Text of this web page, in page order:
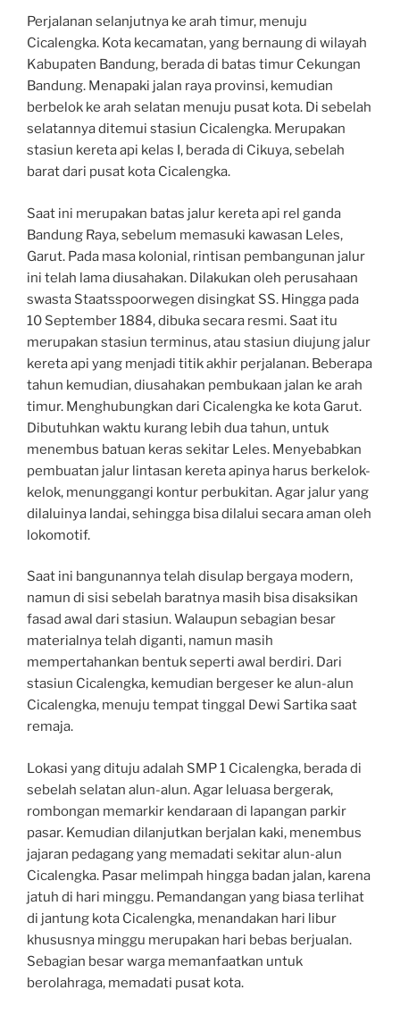
Perjalanan selanjutnya ke arah timur, menuju
Cicalengka. Kota kecamatan, yang bernaung di wilayah
Kabupaten Bandung, berada di batas timur Cekungan
Bandung. Menapaki jalan raya provinsi, kemudian
berbelok ke arah selatan menuju pusat kota. Di sebelah
selatannya ditemui stasiun Cicalengka. Merupakan
stasiun kereta api kelas I, berada di Cikuya, sebelah
barat dari pusat kota Cicalengka.
Saat ini merupakan batas jalur kereta api rel ganda
Bandung Raya, sebelum memasuki kawasan Leles,
Garut. Pada masa kolonial, rintisan pembangunan jalur
ini telah lama diusahakan. Dilakukan oleh perusahaan
swasta Staatsspoorwegen disingkat SS. Hingga pada
10 September 1884, dibuka secara resmi. Saat itu
merupakan stasiun terminus, atau stasiun diujung jalur
kereta api yang menjadi titik akhir perjalanan. Beberapa
tahun kemudian, diusahakan pembukaan jalan ke arah
timur. Menghubungkan dari Cicalengka ke kota Garut.
Dibutuhkan waktu kurang lebih dua tahun, untuk
menembus batuan keras sekitar Leles. Menyebabkan
pembuatan jalur lintasan kereta apinya harus berkelok-
kelok, menunggangi kontur perbukitan. Agar jalur yang
dilaluinya landai, sehingga bisa dilalui secara aman oleh
lokomotif.
Saat ini bangunannya telah disulap bergaya modern,
namun di sisi sebelah baratnya masih bisa disaksikan
fasad awal dari stasiun. Walaupun sebagian besar
materialnya telah diganti, namun masih
mempertahankan bentuk seperti awal berdiri. Dari
stasiun Cicalengka, kemudian bergeser ke alun-alun
Cicalengka, menuju tempat tinggal Dewi Sartika saat
remaja.
Lokasi yang dituju adalah SMP 1 Cicalengka, berada di
sebelah selatan alun-alun. Agar leluasa bergerak,
rombongan memarkir kendaraan di lapangan parkir
pasar. Kemudian dilanjutkan berjalan kaki, menembus
jajaran pedagang yang memadati sekitar alun-alun
Cicalengka. Pasar melimpah hingga badan jalan, karena
jatuh di hari minggu. Pemandangan yang biasa terlihat
di jantung kota Cicalengka, menandakan hari libur
khususnya minggu merupakan hari bebas berjualan.
Sebagian besar warga memanfaatkan untuk
berolahraga, memadati pusat kota.